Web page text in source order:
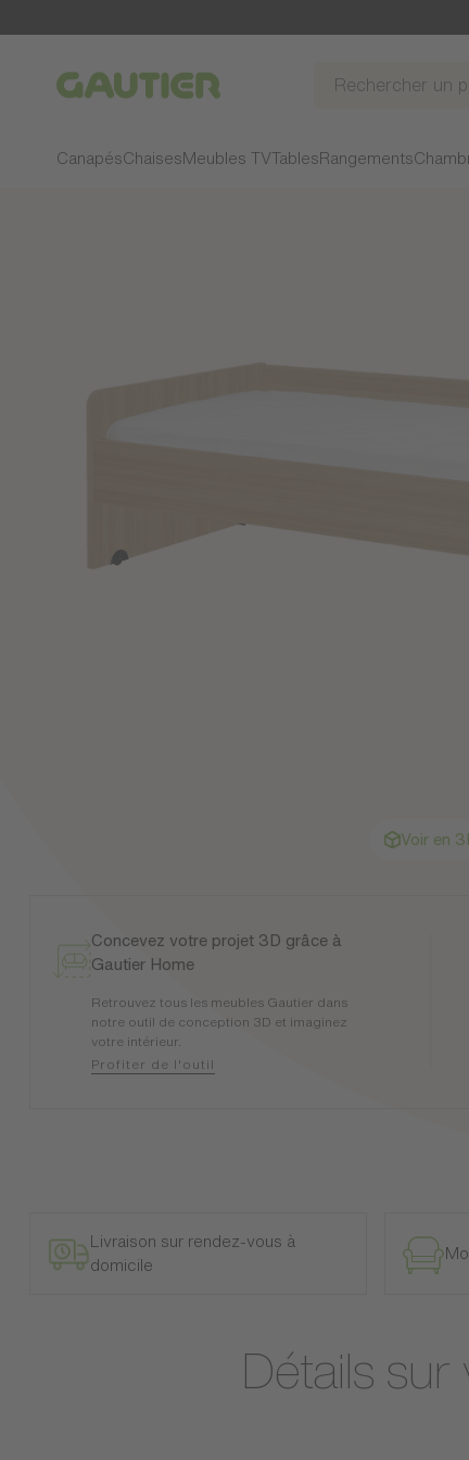
Gautier
CanapésChaises Meubles TVTables Rangements
Voir en
Concevez votre projet 3D grâce à
Gautier Home
Retrouvez tous les meubles Gautier dans
notre outil de conception 3D et imaginez
votre intérieur.
Profiter de l'outil
Livraison sur rendez-vous à
domicile
Détails